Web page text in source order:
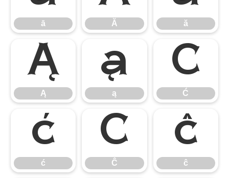
ā Ă ă
Ą
Ą
ą
ą
Ć
Ć
ć
ć
Ĉ
Ĉ
ĉ
ĉ